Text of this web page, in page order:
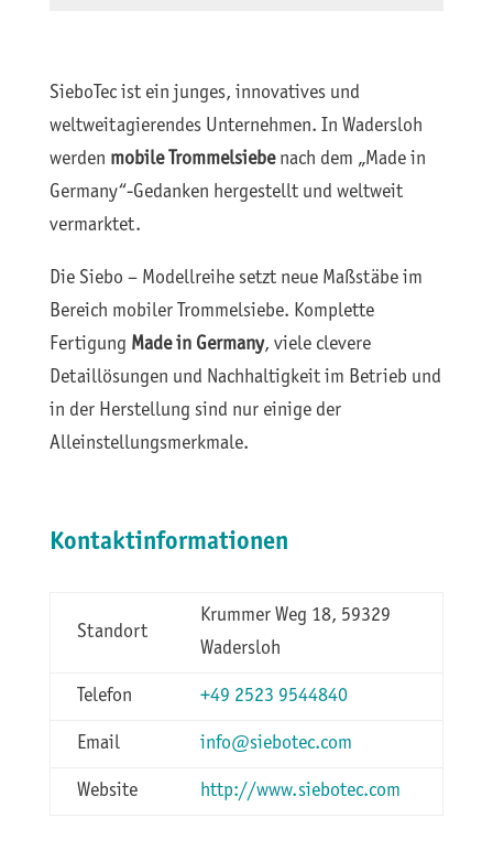
SieboTec ist ein junges, innovatives und
weltweitagierendes Unternehmen. In Wadersloh
werden mobile Trommelsiebenach dem „Made in
Germany“-Gedanken hergestellt und weltweit
vermarktet.
Die Siebo – Modellreihe setzt neue Maßstäbe im
Bereich mobiler Trommelsiebe. Komplette
Fertigung Made in Germany, viele clevere
Detaillösungen und Nachhaltigkeit im Betrieb und
in der Herstellung sind nur einige der
Alleinstellungsmerkmale.
Kontaktinformationen
Standort
Krummer Weg 18, 59329
Wadersloh
Telefon +49 2523 9544840
Email info@siebotec.com
Website http://www.siebotec.com